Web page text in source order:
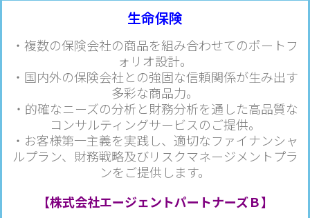
生命保険
・複数の保険会社の商品を組み合わせてのポートフ
ォリオ設計。
・国内外の保険会社との強固な信頼関係が生み出す
多彩な商品力。
・的確なニーズの分析と財務分析を通した高品質な
コンサルティングサービスのご提供。
・お客様第一主義を実践し、適切なファイナンシャ
ルプラン、財務戦略及びリスクマネージメントプラ
ンをご提供します。
【株式会社エージェントパートナーズＢ】